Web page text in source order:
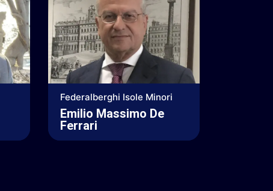
Federalberghi Isole Minori
Emilio Massimo De
Ferrari